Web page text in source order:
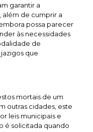
garantir a
de cumprir a
possa parecer
às necessidades
de
que
mortais de um
outras cidades, este
leis municipais e
é solicitada quando